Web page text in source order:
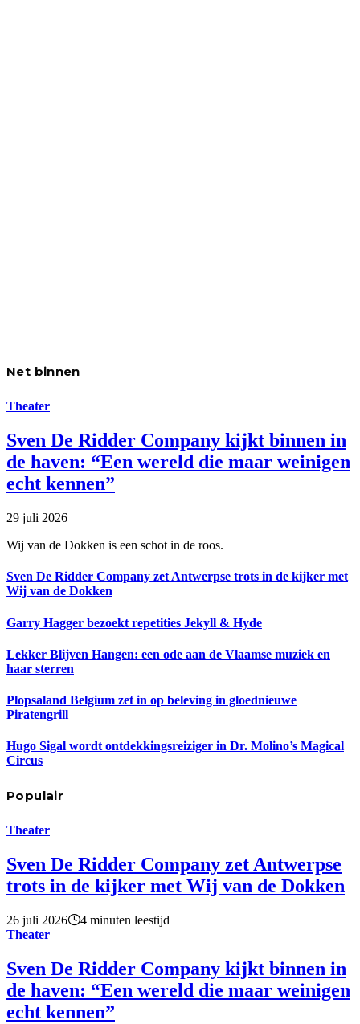
Net binnen
Theater
Sven De Ridder Company kijkt binnen in
de haven: “Een wereld die maar weinigen
echt kennen”
29 juli 2026
Wij van de Dokken is een schot in de roos.
Sven De Ridder Company zet Antwerpse trots in de kijker met
Wij van de Dokken
Garry Hagger bezoekt repetities Jekyll & Hyde
Lekker Blijven Hangen: een ode aan de Vlaamse muziek en
haar sterren
Plopsaland Belgium zet in op beleving in gloednieuwe
Piratengrill
Hugo Sigal wordt ontdekkingsreiziger in Dr. Molino’s Magical
Circus
Populair
Theater
Sven De Ridder Company zet Antwerpse
trots in de kijker met Wij van de Dokken
26 juli 2026
4 minuten leestijd
Theater
Sven De Ridder Company kijkt binnen in
de haven: “Een wereld die maar weinigen
echt kennen”